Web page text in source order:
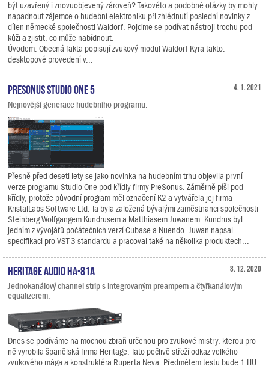
být uzavřený i znovuobjevený zároveň? Takovéto a podobné otázky by mohly
napadnout zájemce o hudební elektroniku při zhlédnutí poslední novinky z
dílen německé společnosti Waldorf. Pojďme se podívat nástroji trochu pod
kůži a zjistit, co může nabídnout.
Úvodem. Obecná fakta popisují zvukový modul Waldorf Kyra takto:
desktopové provedení v...
4. 1. 2021
PreSonus Studio One 5
Nejnovější generace hudebního programu.
Přesně před deseti lety se jako novinka na hudebním trhu objevila první
verze programu Studio One pod křídly firmy PreSonus. Záměrně píši pod
křídly, protože původní program měl označení K2 a vytvářela jej firma
KristalLabs Software Ltd. Ta byla založená bývalými zaměstnanci společnosti
Steinberg Wolfgangem Kundrusem a Matthiasem Juwanem. Kundrus byl
jedním z vývojářů počátečních verzí Cubase a Nuendo. Juwan napsal
specifikaci pro VST 3 standardu a pracoval také na několika produktech...
8. 12. 2020
Heritage Audio HA-81A
Jednokanálový channel strip s integrovaným preampem a čtyřkanálovým
equalizerem.
Dnes se podíváme na mocnou zbraň určenou pro zvukové mistry, kterou pro
ně vyrobila španělská firma Heritage. Tato pečlivě střeží odkaz velkého
zvukového mága a konstruktéra Ruperta Neva. Předmětem testu bude 1 HU